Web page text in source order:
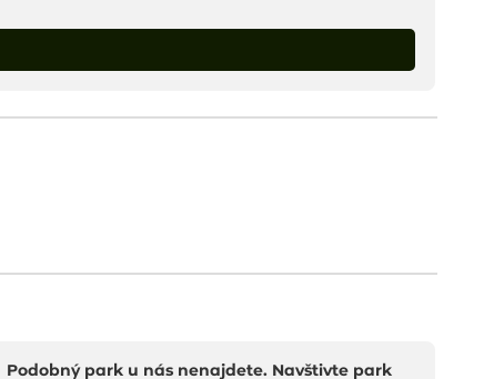
Podobný park u nás nenajdete. Navštivte park